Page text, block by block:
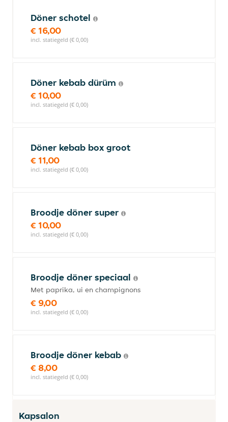
Döner schotel
€ 16,00
incl. statiegeld (€ 0,00)
Döner kebab dürüm
€ 10,00
incl. statiegeld (€ 0,00)
Döner kebab box groot
€ 11,00
incl. statiegeld (€ 0,00)
Broodje döner super
€ 10,00
incl. statiegeld (€ 0,00)
Broodje döner speciaal
Met paprika, ui en champignons
€ 9,00
incl. statiegeld (€ 0,00)
Broodje döner kebab
€ 8,00
incl. statiegeld (€ 0,00)
Kapsalon